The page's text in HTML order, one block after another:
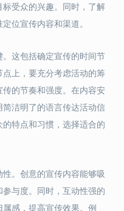
受众的兴趣。同时，了解
位宣传内容和渠道。
这包括确定宣传的时间节
上，要充分考虑活动的筹
的节奏和强度。在内容安
洁明了的语言传达活动信
特点和习惯，选择适合的
。创意的宣传内容能够吸
与度。同时，互动性强的
感，提高宣传效果。例